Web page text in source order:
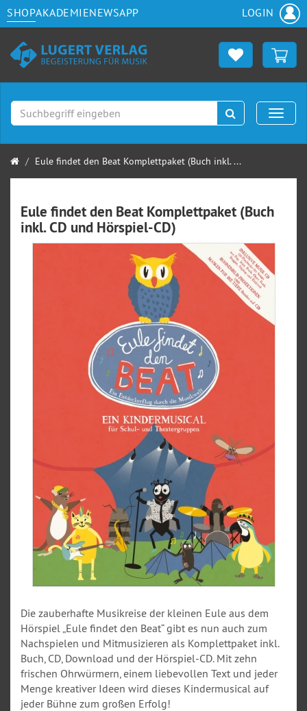
SHOPAKADEMIENEWSAPP LOGIN
Suchen
Startseite
Eule findet den Beat Komplettpaket (Buch inkl. ...
Eule findet den Beat Komplettpaket (Buch
inkl. CD und Hörspiel-CD)
Die zauberhafte Musikreise der kleinen Eule aus dem
Hörspiel „Eule findet den Beat“ gibt es nun auch zum
Nachspielen und Mitmusizieren als Komplettpaket inkl.
Buch, CD, Download und der Hörspiel-CD. Mit zehn
frischen Ohrwürmern, einem liebevollen Text und jeder
Menge kreativer Ideen wird dieses Kindermusical auf
jeder Bühne zum großen Erfolg!